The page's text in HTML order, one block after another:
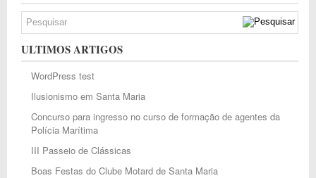
ULTIMOS ARTIGOS
WordPress test
Ilusionismo em Santa Maria
Concurso para ingresso no curso de formação de agentes da
Polícia Marítima
III Passeio de Clássicas
Boas Festas do Clube Motard de Santa Maria